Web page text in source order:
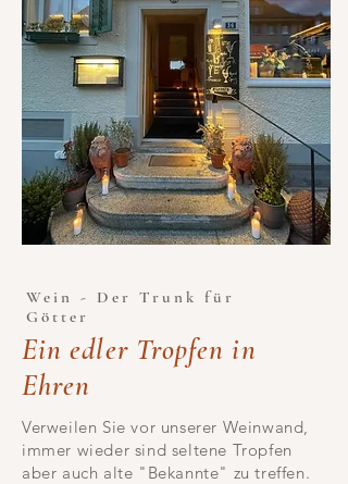
Wein - Der Trunk für
Götter
Ein edler Tropfen in
Ehren
Verweilen Sie vor unserer Weinwand,
immer wieder sind seltene Tropfen
aber auch alte "Bekannte" zu treffen.